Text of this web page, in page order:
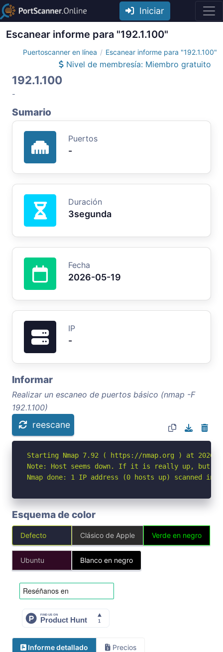
Iniciar
Escanear informe para "192.1.100"
Puertoscanner en línea Escanear informe para "192.1.100"
Nivel de membresía: Miembro gratuito
192.1.100
-
Sumario
Puertos
-
Duración
3segunda
Fecha
2026-05-19
IP
-
Informar
Realizar un escaneo de puertos básico (nmap -F
192.1.100)
reescane
Starting Nmap 7.92 ( https://nmap.org ) at 2026-
Note: Host seems down. If it is really up, but
Nmap done: 1 IP address (0 hosts up) scanned in
Esquema de color
Defecto Clásico de Apple Verde en negro
Ubuntu Blanco en negro
Informe detallado Precios